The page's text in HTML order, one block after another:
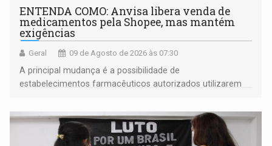
ENTENDA COMO: Anvisa libera venda de
medicamentos pela Shopee, mas mantém
exigências
Geral 09 de Agosto de 2026 às 07:30
A principal mudança é a possibilidade de
estabelecimentos farmacêuticos autorizados utilizarem